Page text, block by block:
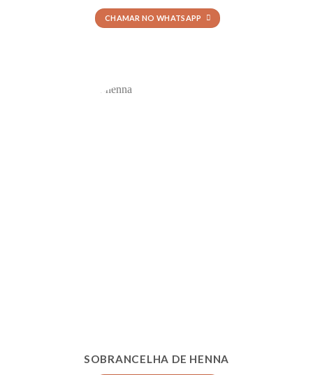
CHAMAR NO WHATSAPP
SOBRANCELHA DE HENNA